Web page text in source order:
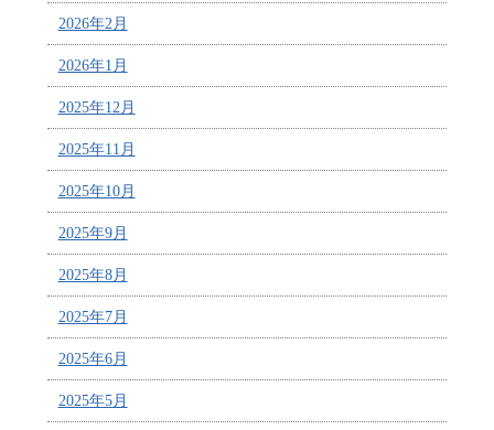
2026年2月
2026年1月
2025年12月
2025年11月
2025年10月
2025年9月
2025年8月
2025年7月
2025年6月
2025年5月